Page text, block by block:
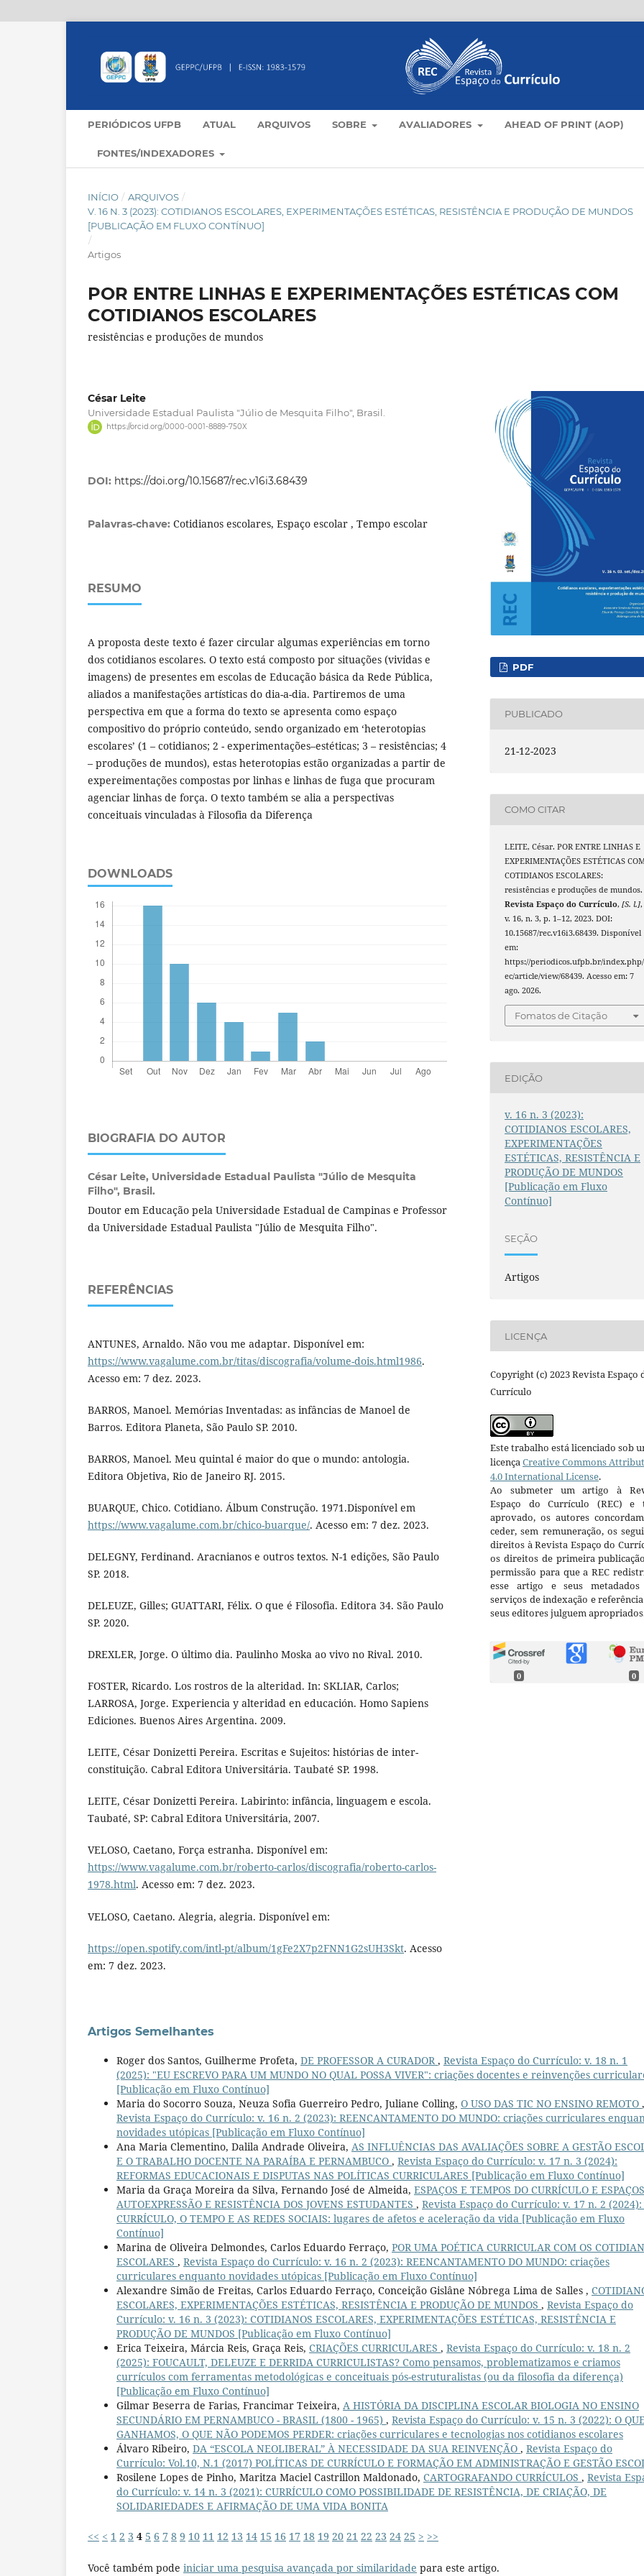
PERIÓDICOS UFPB ATUAL ARQUIVOS SOBRE AVALIADORES AHEAD OF PRINT (AOP)
FONTES/INDEXADORES
INÍCIO / ARQUIVOS /
V. 16 N. 3 (2023): COTIDIANOS ESCOLARES, EXPERIMENTAÇÕES ESTÉTICAS, RESISTÊNCIA E PRODUÇÃO DE MUNDOS
[PUBLICAÇÃO EM FLUXO CONTÍNUO]
/
Artigos
POR ENTRE LINHAS E EXPERIMENTAÇÕES ESTÉTICAS COM
COTIDIANOS ESCOLARES
resistências e produções de mundos
César Leite
Universidade Estadual Paulista "Júlio de Mesquita Filho", Brasil.
https://orcid.org/0000-0001-8889-750X
DOI: https://doi.org/10.15687/rec.v16i3.68439
Palavras-chave: Cotidianos escolares, Espaço escolar , Tempo escolar
RESUMO
A proposta deste texto é fazer circular algumas experiências em torno
dos cotidianos escolares. O texto está composto por situações (vividas e
imagens) de presentes em escolas de Educação básica da Rede Pública,
aliados a manifestações artísticas do dia-a-dia. Partiremos de uma
perspectiva em que a forma do texto se apresenta como espaço
compositivo do próprio conteúdo, sendo organizado em ‘heterotopias
escolares’ (1 – cotidianos; 2 - experimentações–estéticas; 3 – resistências; 4
– produções de mundos), estas heterotopias estão organizadas a partir de
expereimentações compostas por linhas e linhas de fuga que procuram
agenciar linhas de força. O texto também se alia a perspectivas
conceituais vinculadas à Filosofia da Diferença
DOWNLOADS
BIOGRAFIA DO AUTOR
César Leite, Universidade Estadual Paulista "Júlio de Mesquita
Filho", Brasil.
Doutor em Educação pela Universidade Estadual de Campinas e Professor
da Universidade Estadual Paulista "Júlio de Mesquita Filho".
REFERÊNCIAS
ANTUNES, Arnaldo. Não vou me adaptar. Disponível em:
https://www.vagalume.com.br/titas/discografia/volume-dois.html1986.
Acesso em: 7 dez. 2023.
BARROS, Manoel. Memórias Inventadas: as infâncias de Manoel de
Barros. Editora Planeta, São Paulo SP. 2010.
BARROS, Manoel. Meu quintal é maior do que o mundo: antologia.
Editora Objetiva, Rio de Janeiro RJ. 2015.
BUARQUE, Chico. Cotidiano. Álbum Construção. 1971.Disponível em
https://www.vagalume.com.br/chico-buarque/. Acesso em: 7 dez. 2023.
DELEGNY, Ferdinand. Aracnianos e outros textos. N-1 edições, São Paulo
SP. 2018.
DELEUZE, Gilles; GUATTARI, Félix. O que é Filosofia. Editora 34. São Paulo
SP. 2020.
DREXLER, Jorge. O último dia. Paulinho Moska ao vivo no Rival. 2010.
FOSTER, Ricardo. Los rostros de la alteridad. In: SKLIAR, Carlos;
LARROSA, Jorge. Experiencia y alteridad en educación. Homo Sapiens
Ediciones. Buenos Aires Argentina. 2009.
LEITE, César Donizetti Pereira. Escritas e Sujeitos: histórias de inter-
constituição. Cabral Editora Universitária. Taubaté SP. 1998.
LEITE, César Donizetti Pereira. Labirinto: infância, linguagem e escola.
Taubaté, SP: Cabral Editora Universitária, 2007.
VELOSO, Caetano, Força estranha. Disponível em:
https://www.vagalume.com.br/roberto-carlos/discografia/roberto-carlos-
1978.html. Acesso em: 7 dez. 2023.
VELOSO, Caetano. Alegria, alegria. Disponível em:
https://open.spotify.com/intl-pt/album/1gFe2X7p2FNN1G2sUH3Skt. Acesso
em: 7 dez. 2023.
PDF
PUBLICADO
21-12-2023
COMO CITAR
LEITE, César. POR ENTRE LINHAS E
EXPERIMENTAÇÕES ESTÉTICAS
COTIDIANOS ESCOLARES:
resistências e produções de mundos.
Revista Espaço do Currículo,[S. l.],
v. 16, n. 3, p. 1–12, 2023. DOI:
10.15687/rec.v16i3.68439. Disponível
em:
https://periodicos.ufpb.br/
ec/article/view/68439. Acesso em: 7
ago. 2026.
Fomatos de Citação
EDIÇÃO
v. 16 n. 3 (2023):
COTIDIANOS ESCOLARES,
EXPERIMENTAÇÕES
ESTÉTICAS, RESISTÊNCIA E
PRODUÇÃO DE MUNDOS
[Publicação em Fluxo
Contínuo]
SEÇÃO
Artigos
LICENÇA
Copyright (c) 2023 Revista Espaço
Currículo
Este trabalho está licenciado sob
licençaCreative Commons
4.0 International License.
Ao submeter um artigo à
Espaço do Currículo (REC) e
aprovado, os autores
ceder, sem remuneração, os
direitos à Revista Espaço do
os direitos de primeira
permissão para que a REC
esse artigo e seus metadados
serviços de indexação e
seus editores julguem
0 0
Artigos Semelhantes
Roger dos Santos, Guilherme Profeta, DE PROFESSOR A CURADOR , Revista Espaço do Currículo: v. 18 n. 1
(2025): "EU ESCREVO PARA UM MUNDO NO QUAL POSSA VIVER": criações docentes e reinvenções
[Publicação em Fluxo Contínuo]
Maria do Socorro Souza, Neuza Sofia Guerreiro Pedro, Juliane Colling, O USO DAS TIC NO ENSINO REMOTO ,
Revista Espaço do Currículo: v. 16 n. 2 (2023): REENCANTAMENTO DO MUNDO: criações curriculares
novidades utópicas [Publicação em Fluxo Contínuo]
Ana Maria Clementino, Dalila Andrade Oliveira, AS INFLUÊNCIAS DAS AVALIAÇÕES SOBRE A GESTÃO
E O TRABALHO DOCENTE NA PARAÍBA E PERNAMBUCO , Revista Espaço do Currículo: v. 17 n. 3 (2024):
REFORMAS EDUCACIONAIS E DISPUTAS NAS POLÍTICAS CURRICULARES [Publicação em Fluxo Contínuo]
Maria da Graça Moreira da Silva, Fernando José de Almeida, ESPAÇOS E TEMPOS DO CURRÍCULO E
AUTOEXPRESSÃO E RESISTÊNCIA DOS JOVENS ESTUDANTES , Revista Espaço do Currículo: v. 17 n. 2 (2024):
CURRÍCULO, O TEMPO E AS REDES SOCIAIS: lugares de afetos e aceleração da vida [Publicação em Fluxo
Contínuo]
Marina de Oliveira Delmondes, Carlos Eduardo Ferraço, POR UMA POÉTICA CURRICULAR COM OS
ESCOLARES , Revista Espaço do Currículo: v. 16 n. 2 (2023): REENCANTAMENTO DO MUNDO: criações
curriculares enquanto novidades utópicas [Publicação em Fluxo Contínuo]
Alexandre Simão de Freitas, Carlos Eduardo Ferraço, Conceição Gislâne Nóbrega Lima de Salles ,
ESCOLARES, EXPERIMENTAÇÕES ESTÉTICAS, RESISTÊNCIA E PRODUÇÃO DE MUNDOS , Revista Espaço do
Currículo: v. 16 n. 3 (2023): COTIDIANOS ESCOLARES, EXPERIMENTAÇÕES ESTÉTICAS, RESISTÊNCIA E
PRODUÇÃO DE MUNDOS [Publicação em Fluxo Contínuo]
Erica Teixeira, Márcia Reis, Graça Reis, CRIAÇÕES CURRICULARES , Revista Espaço do Currículo: v. 18 n. 2
(2025): FOUCAULT, DELEUZE E DERRIDA CURRICULISTAS? Como pensamos, problematizamos e criamos
currículos com ferramentas metodológicas e conceituais pós-estruturalistas (ou da filosofia da diferença)
[Publicação em Fluxo Contínuo]
Gilmar Beserra de Farias, Francimar Teixeira, A HISTÓRIA DA DISCIPLINA ESCOLAR BIOLOGIA NO ENSINO
SECUNDÁRIO EM PERNAMBUCO - BRASIL (1800 - 1965) , Revista Espaço do Currículo: v. 15 n. 3 (2022): O QUE
GANHAMOS, O QUE NÃO PODEMOS PERDER: criações curriculares e tecnologias nos cotidianos escolares
Álvaro Ribeiro, DA “ESCOLA NEOLIBERAL” À NECESSIDADE DA SUA REINVENÇÃO , Revista Espaço do
Currículo: Vol.10, N.1 (2017) POLÍTICAS DE CURRÍCULO E FORMAÇÃO EM ADMINISTRAÇÃO E GESTÃO
Rosilene Lopes de Pinho, Maritza Maciel Castrillon Maldonado, CARTOGRAFANDO CURRÍCULOS , Revista
do Currículo: v. 14 n. 3 (2021): CURRÍCULO COMO POSSIBILIDADE DE RESISTÊNCIA, DE CRIAÇÃO, DE
SOLIDARIEDADES E AFIRMAÇÃO DE UMA VIDA BONITA
<< < 1 2 3 4 5 6 7 8 9 10 11 12 13 14 15 16 17 18 19 20 21 22 23 24 25 > >>
Você também pode iniciar uma pesquisa avançada por similaridade para este artigo.